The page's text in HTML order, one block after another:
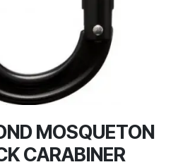
MOSQUETON
CARABINER